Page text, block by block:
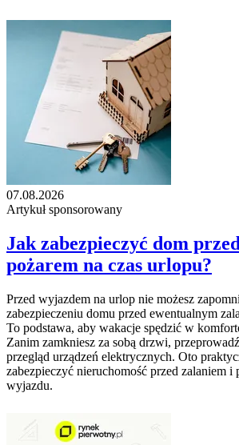
07.08.2026
Artykuł sponsorowany
Jak zabezpieczyć dom
pożarem na czas urlopu?
Przed wyjazdem na urlop nie możesz
zabezpieczeniu domu przed ewentualnym
To podstawa, aby wakacje spędzić w
Zanim zamkniesz za sobą drzwi,
przegląd urządzeń elektrycznych. Oto
zabezpieczyć nieruchomość przed zalaniem i
wyjazdu.